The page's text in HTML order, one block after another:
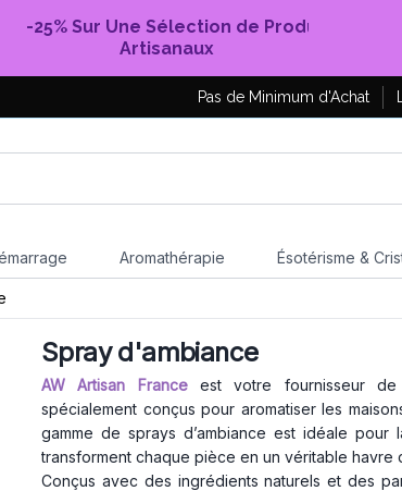
-25% Sur Une Sélection de Produits
Artisanaux
Pas de Minimum d'Achat
Aromathérapie Ésotérisme &
Spray d'ambiance
AW Artisan Franceest votre fournisseur
spécialement conçus pour aromatiser les
gamme de sprays d’ambiance est idéale
transforment chaque pièce en un véritable havre
Conçus avec des ingrédients naturels et des